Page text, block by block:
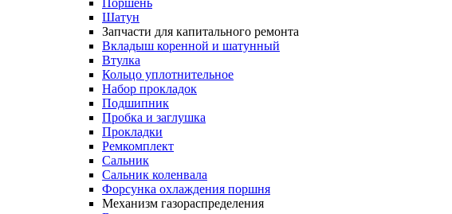
Поршень
Шатун
Запчасти для капитального ремонта
Вкладыш коренной и шатунный
Втулка
Кольцо уплотнительное
Набор прокладок
Подшипник
Пробка и заглушка
Прокладки
Ремкомплект
Сальник
Сальник коленвала
Форсунка охлаждения поршня
Механизм газораспределения